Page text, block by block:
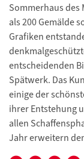
Sommerhaus des
als 200 Gemälde
Grafiken
entscheidenden
Spätwerk. Das
einige der
ihrer Entstehung
allen
Jahr erweitern